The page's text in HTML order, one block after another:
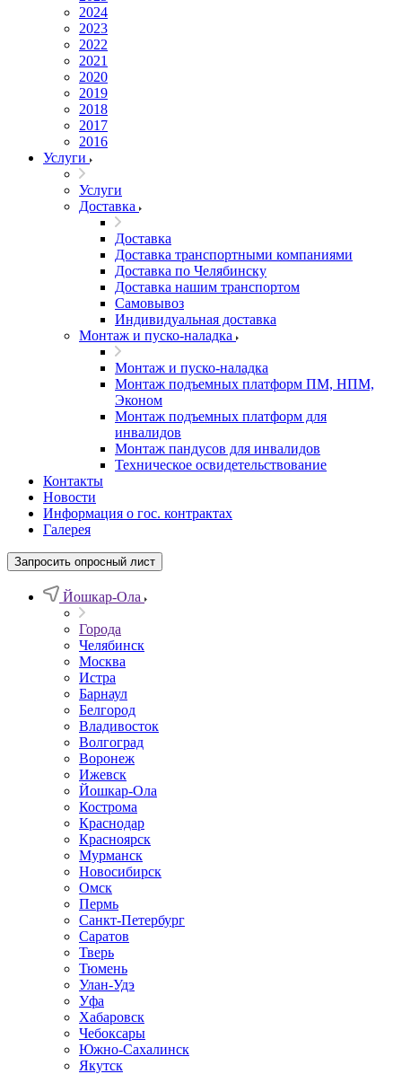
2024
2023
2022
2021
2020
2019
2018
2017
2016
Услуги
Услуги
Доставка
Доставка
Доставка транспортными компаниями
Доставка по Челябинску
Доставка нашим транспортом
Самовывоз
Индивидуальная доставка
Монтаж и пуско-наладка
Монтаж и пуско-наладка
Монтаж подъемных платформ ПМ, НПМ,
Эконом
Монтаж подъемных платформ для
инвалидов
Монтаж пандусов для инвалидов
Техническое освидетельствование
Контакты
Новости
Информация о гос. контрактах
Галерея
Запросить опросный лист
Йошкар-Ола
Города
Челябинск
Москва
Истра
Барнаул
Белгород
Владивосток
Волгоград
Воронеж
Ижевск
Йошкар-Ола
Кострома
Краснодар
Красноярск
Мурманск
Новосибирск
Омск
Пермь
Санкт-Петербург
Саратов
Тверь
Тюмень
Улан-Удэ
Уфа
Хабаровск
Чебоксары
Южно-Сахалинск
Якутск